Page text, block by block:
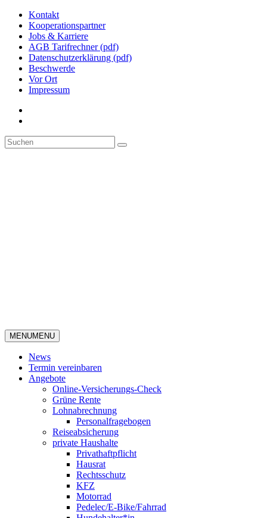
Kontakt
Kooperationspartner
Jobs & Karriere
AGB Tarifrechner (pdf)
Datenschutzerklärung (pdf)
Beschwerde
Vor Ort
Impressum
MENUMENU
News
Termin vereinbaren
Angebote
Online-Versicherungs-Check
Grüne Rente
Lohnabrechnung
Personalfragebogen
Reiseabsicherung
private Haushalte
Privathaftpflicht
Hausrat
Rechtsschutz
KFZ
Motorrad
Pedelec/E-Bike/Fahrrad